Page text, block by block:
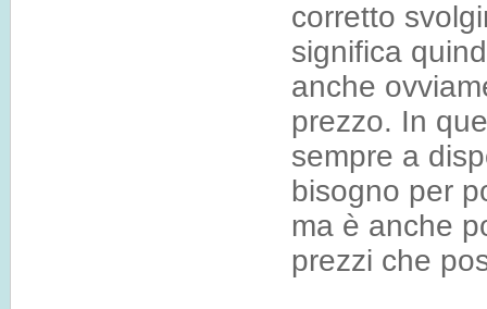
corretto
significa
anche
prezzo. In
sempre a
bisogno per
ma è anche
prezzi che